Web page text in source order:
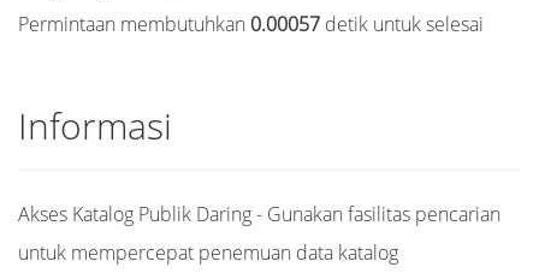
Permintaan membutuhkan 0.00057 detik untuk selesai
Informasi
Akses Katalog Publik Daring - Gunakan fasilitas pencarian
untuk mempercepat penemuan data katalog